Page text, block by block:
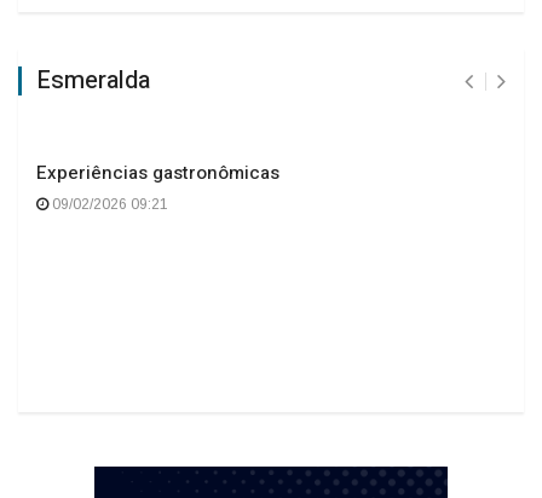
Esmeralda
Experiências gastronômicas
09/02/2026 09:21